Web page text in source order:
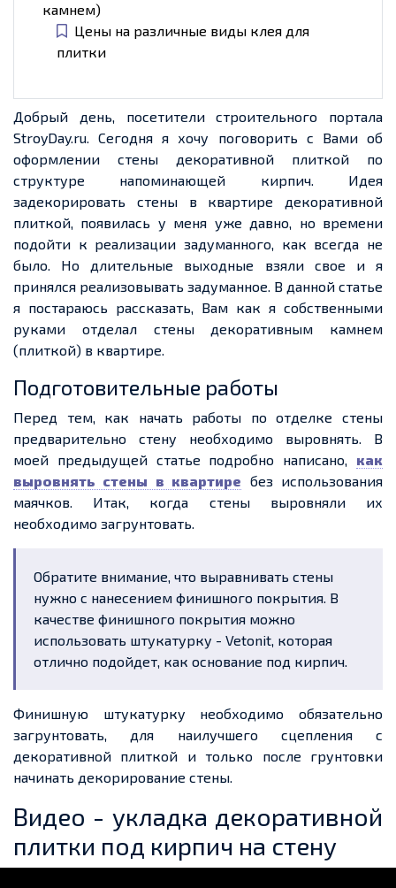
камнем)
Цены на различные виды клея для
плитки
Добрый день, посетители строительного портала
StroyDay.ru. Сегодня я хочу поговорить с Вами об
оформлении стены декоративной плиткой по
структуре напоминающей кирпич. Идея
задекорировать стены в квартире декоративной
плиткой, появилась у меня уже давно, но времени
подойти к реализации задуманного, как всегда не
было. Но длительные выходные взяли свое и я
принялся реализовывать задуманное. В данной статье
я постараюсь рассказать, Вам как я собственными
руками отделал стены декоративным камнем
(плиткой) в квартире.
Подготовительные работы
Перед тем, как начать работы по отделке стены
предварительно стену необходимо выровнять. В
моей предыдущей статье подробно написано, как
выровнять стены в квартире без использования
маячков. Итак, когда стены выровняли их
необходимо загрунтовать.
Обратите внимание, что выравнивать стены
нужно с нанесением финишного покрытия. В
качестве финишного покрытия можно
использовать штукатурку - Vetonit, которая
отлично подойдет, как основание под кирпич.
Финишную штукатурку необходимо обязательно
загрунтовать, для наилучшего сцепления с
декоративной плиткой и только после грунтовки
начинать декорирование стены.
Видео - укладка декоративной
плитки под кирпич на стену